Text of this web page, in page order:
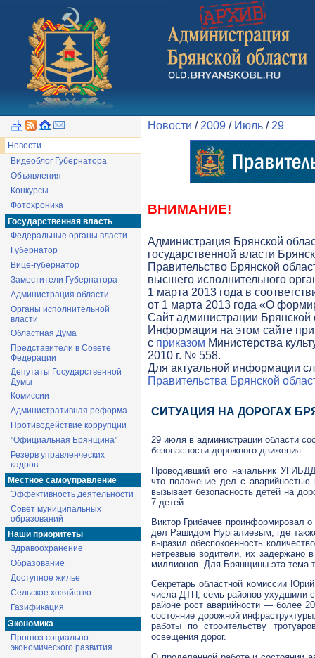
Новости
Видеоблог Губернатора
Объявления
Конкурсы
Фотохроника
Государственная власть
Федеральные органы власти
Губернатор
Вице-губернатор
Заместители Губернатора
Администрация области
Органы исполнительной
власти
Областная Дума
Представители в Совете
Федерации
Депутаты Государственной
Думы
Комиссии
Административная реформа
Противодействие коррупции
"Официальная Брянщина"
Резерв управленческих
кадров
Местное самоуправление
Эффективность деятельности
Совет муниципальных
образований
Наши приоритеты
Здравоохранение
Образование
Доступное жилье
Сельское хозяйство
Газификация
Экономика
Прогноз социально-
экономического развития
Новости / 2009 / Июль / 29
ВНИМАНИЕ!
Администрация Брянской
государственной власти
Правительство Брянской
высшего исполнительного
1 марта 2013 года в
от 1 марта 2013 года «О
Cайт администрации Брянской
Информация на этом сайте
с приказом Министерства
2010 г. № 558.
Для актуальной информации
Правительства Брянской
СИТУАЦИЯ НА ДОРОГАХ
29 июля в администрации области
безопасности дорожного движения.
Проводивший его начальник
что положение дел с аварийностью
вызывает безопасность детей на
7 детей.
Виктор Грибачев проинформировал
дел Рашидом Нургалиевым, где
выразил обеспокоенность
нетрезвые водители, их задержано
миллионов. Для Брянщины эта тема
Секретарь областной комиссии
числа ДТП, семь районов ухудшили
районе рост аварийности — более
состояние дорожной
работы по строительству
освещения дорог.